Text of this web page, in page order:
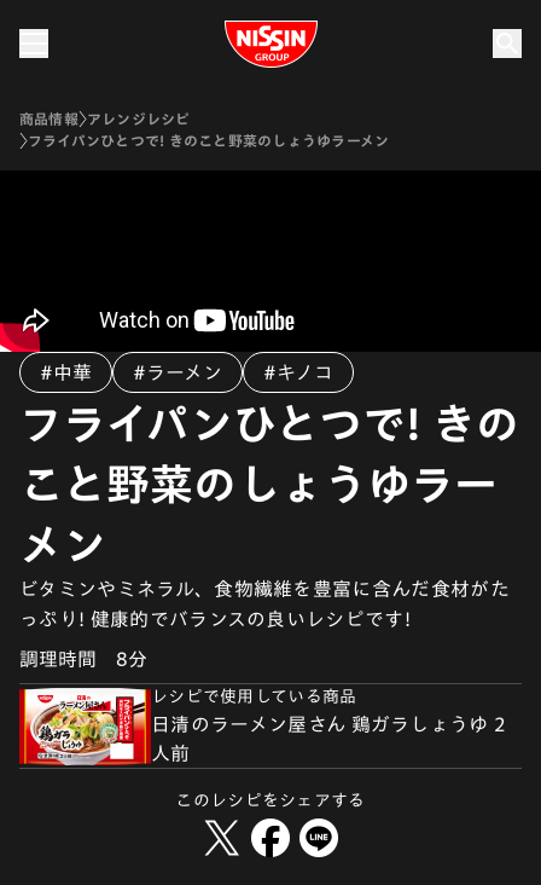
Nissin Group
商品情報
アレンジレシピ
フライパンひとつで! きのこと野菜のしょうゆラーメン
#中華 #ラーメン #キノコ
フライパンひとつで! きの
こと野菜のしょうゆラー
メン
ビタミンやミネラル、食物繊維を豊富に含んだ食材がた
っぷり! 健康的でバランスの良いレシピです!
調理時間 8分
レシピで使用している商品
日清のラーメン屋さん 鶏ガラしょうゆ 2
人前
このレシピをシェアする